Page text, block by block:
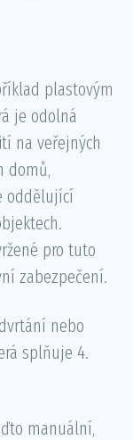
plastovým
je odolná
na veřejných
domů,
oddělující
pro tuto
zabezpečení.
nebo
splňuje 4.
manuální,